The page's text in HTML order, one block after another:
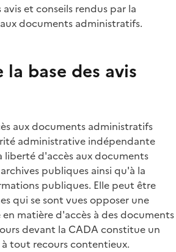
et conseils rendus par la
documents administratifs.
base des avis
aux documents administratifs
administrative indépendante
liberté d'accès aux documents
publiques ainsi qu'à la
publiques. Elle peut être
qui se sont vues opposer une
matière d'accès à des documents
devant la CADA constitue un
tout recours contentieux.